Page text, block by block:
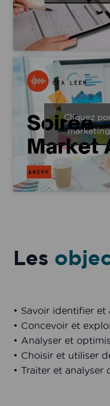
Cliquez
Les
• Savoir identifier et
• Concevoir et
• Analyser et
• Choisir et utiliser
• Traiter et analyser